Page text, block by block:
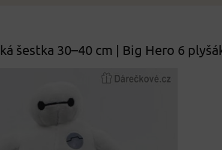
šestka 30–40 cm | Big Hero 6